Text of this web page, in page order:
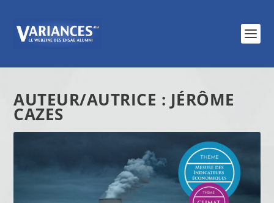
AUTEUR/AUTRICE : JÉRÔME
CAZES